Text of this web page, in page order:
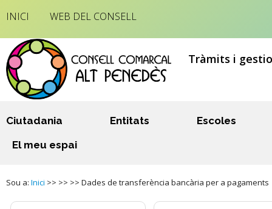
INICI WEB DEL CONSELL
Tràmits i
Ciutadania Entitats
Escoles
El meu espai
Sou a: Inici >> >> >> Dades de transferència bancària per a pagaments